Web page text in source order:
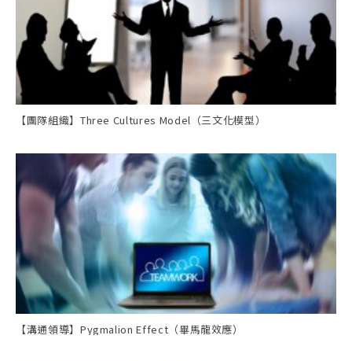
【團隊組織】Three Cultures Model（三文化模型）
【溝通領導】Pygmalion Effect（畢馬龍效應）